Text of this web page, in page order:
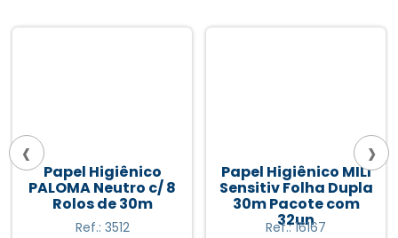
Papel Higiênico
PALOMA Neutro c/ 8
Rolos de 30m
Ref.: 3512
Papel Higiênico MILI
Sensitiv Folha Dupla
30m Pacote com
32un
Ref.: 16167
‹ ›